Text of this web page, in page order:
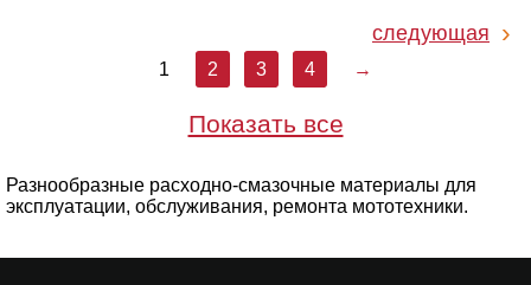
следующая
1 2 3 4 →
Показать все
Разнообразные расходно-смазочные материалы для
эксплуатации, обслуживания, ремонта мототехники.